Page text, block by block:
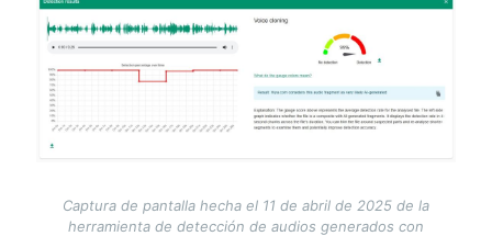
Image
Captura de pantalla hecha el 11 de abril de 2025 de la
herramienta de detección de audios generados con